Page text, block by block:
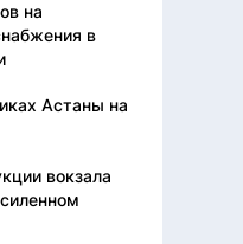
на
в
Астаны на
вокзала